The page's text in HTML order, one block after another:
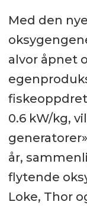
Med den
alvor åpnet
0.6 kW/kg,
år,
flytende
Loke, Thor